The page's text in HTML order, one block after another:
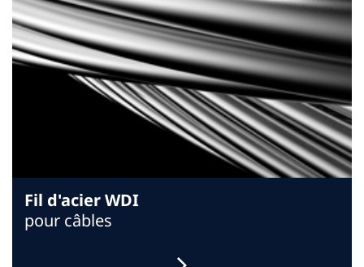
Fil d'acier WDI
pour câbles